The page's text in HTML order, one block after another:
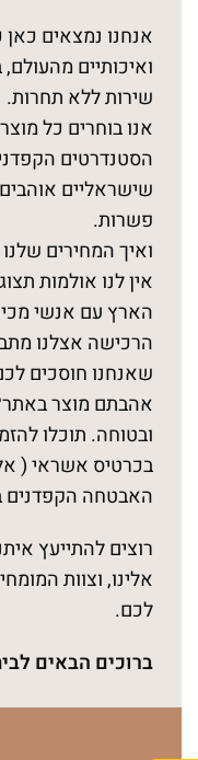
אנחנו נמצאים כאן
ואיכותיים
שירות ללא תחרות.
אנו בוחרים כל
הסטנדרטים
שישראליים
פשרות.
ואיך המחירים
אין לנו אולמות
הארץ עם אנשי
הרכישה אצלנו
שאנחנו חוסכים
אהבתם מוצר
ובטוחה. תוכלו
בכרטיס אשראי (
האבטחה הקפדנים
רוצים להתייעץ
לכם.
ברוכים הבאים